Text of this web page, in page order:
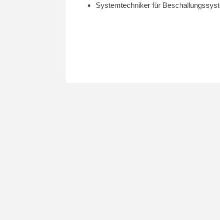
Systemtechniker für